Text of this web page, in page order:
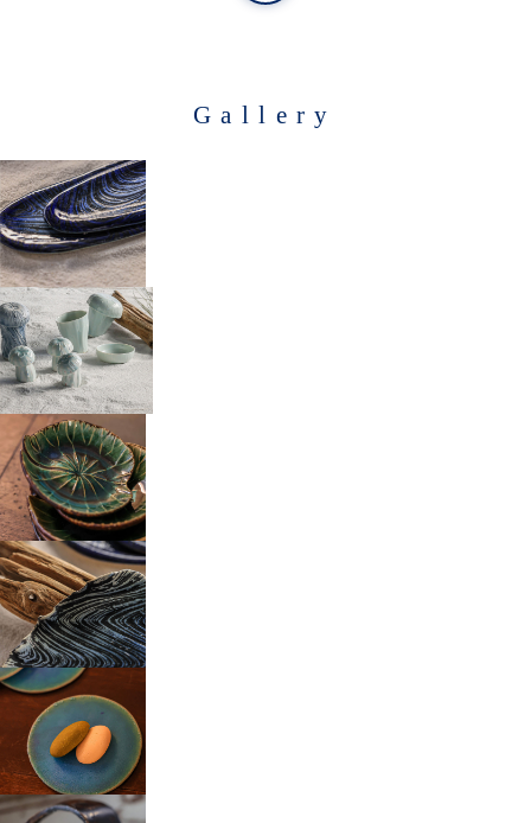
Gallery